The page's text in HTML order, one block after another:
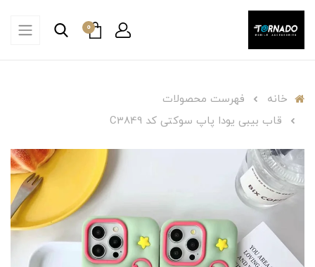
0
خانه
فهرست محصولات
قاب بیبی یودا پاپ سوکتی کد C3849